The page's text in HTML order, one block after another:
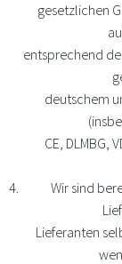
gesetzlichen
entsprechend
deutschem
CE, DLMBG,
Wir sind
Lieferanten